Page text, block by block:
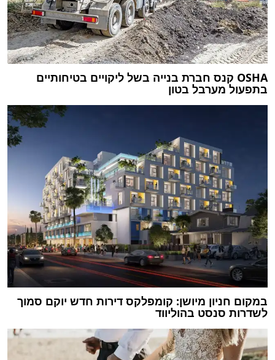
OSHA קנס חברת בנייה בשל ליקויים בטיחותיים
בתפעול מערבל בטון
במקום חניון מיושן: קומפלקס דירות חדש יוקם סמוך
לשדרות סנסט בהוליווד